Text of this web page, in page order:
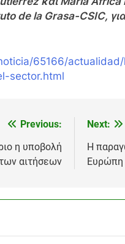
de la Grasa-CSIC,
65166/
sector.html
Previous:
η υποβολή
αιτήσεων
Next:
Η
Ευρώπη